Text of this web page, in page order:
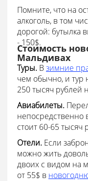
Помните, что на
алкоголь, в том
дорогой: бутылка
- 150$.
Стоимость
Мальдивах
Туры. Взимние
чем обычно, и тур
250 тысяч рублей
Авиабилеты.
непосредственно
стоит 60-65
Отели. Если
можно жить
двоих с видом на
от 55$ в